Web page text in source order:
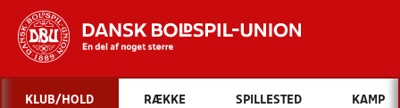
Hvad vil du søge efter?
KLUB/HOLD RÆKKE SPILLESTED KAMP